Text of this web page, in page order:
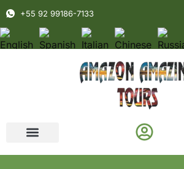
+55 92 99186-7133